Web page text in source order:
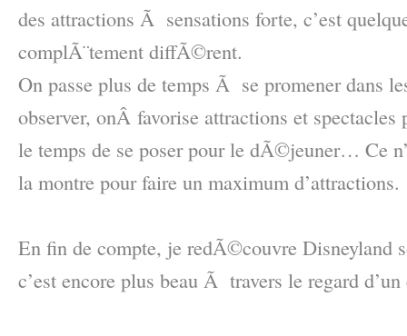
des attractions Ã sensations forte, c’est
complÃ¨tement diffÃ©rent.
On passe plus de temps Ã se promener dans
observer, onÂ favorise attractions et
le temps de se poser pour le dÃ©jeuner… Ce
la montre pour faire un maximum d’attractions.
En fin de compte, je redÃ©couvre Disneyland
c’est encore plus beau Ã travers le regard